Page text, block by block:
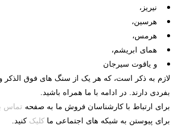
نیریز،
هرسین،
هرمس،
همای ابریشم،
و یاقوت سیرجان
لازم به ذکر است، که هر یک از سنگ های فوق
بفردی دارند. در ادامه با ما همراه باشید.
برای ارتباط با کارشناسان فروش ما به صفحه تماس
برای پیوستن به شبکه های اجتماعی ما کلیک کنید.